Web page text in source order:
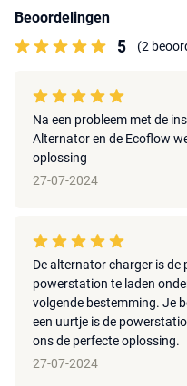
Input:
Onderhoudsmodus batterij:
Output:
Oplaadmodus: 40V-60V,
Onderhoudsmodus batterij:
Omgekeerde oplaadmodus:
Maximaal uitgangsvermogen:
Beoordelingen
5 (2
Na een probleem met de
Alternator en de Ecoflow
oplossing
27-07-2024
De alternator charger is de
powerstation te laden
volgende bestemming. Je
een uurtje is de
ons de perfecte oplossing.
27-07-2024